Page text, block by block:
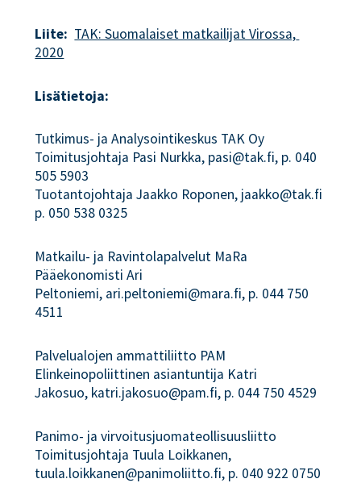
Liite: TAK: Suomalaiset matkailijat Virossa,
2020
Lisätietoja:
Tutkimus- ja Analysointikeskus TAK Oy
Toimitusjohtaja Pasi Nurkka, pasi@tak.fi, p. 040
505 5903
Tuotantojohtaja Jaakko Roponen, jaakko@tak.fi
p. 050 538 0325
Matkailu- ja Ravintolapalvelut MaRa
Pääekonomisti Ari
Peltoniemi, ari.peltoniemi@mara.fi, p. 044 750
4511
Palvelualojen ammattiliitto PAM
Elinkeinopoliittinen asiantuntija Katri
Jakosuo, katri.jakosuo@pam.fi, p. 044 750 4529
Panimo- ja virvoitusjuomateollisuusliitto
Toimitusjohtaja Tuula Loikkanen,
tuula.loikkanen@panimoliitto.fi, p. 040 922 0750